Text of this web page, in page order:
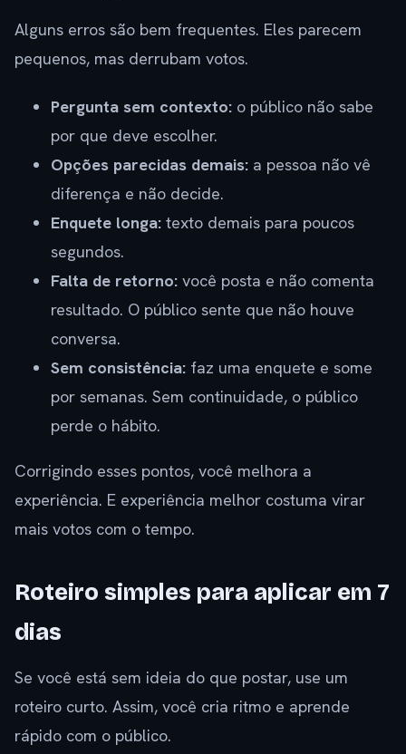
Alguns erros são bem frequentes. Eles parecem
pequenos, mas derrubam votos.
Pergunta sem contexto: o público não sabe
por que deve escolher.
Opções parecidas demais: a pessoa não vê
diferença e não decide.
Enquete longa: texto demais para poucos
segundos.
Falta de retorno: você posta e não comenta
resultado. O público sente que não houve
conversa.
Sem consistência: faz uma enquete e some
por semanas. Sem continuidade, o público
perde o hábito.
Corrigindo esses pontos, você melhora a
experiência. E experiência melhor costuma virar
mais votos com o tempo.
Roteiro simples para aplicar em 7
dias
Se você está sem ideia do que postar, use um
roteiro curto. Assim, você cria ritmo e aprende
rápido com o público.